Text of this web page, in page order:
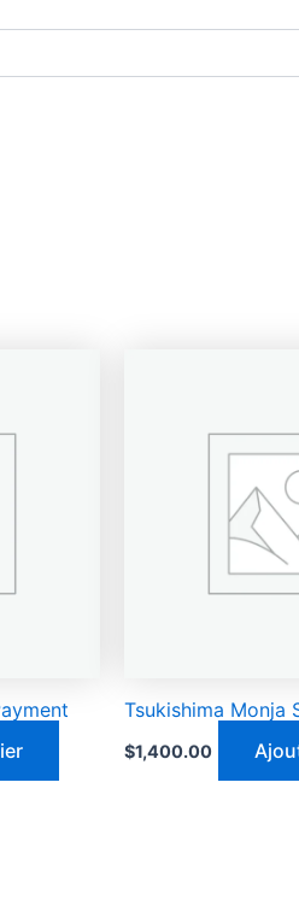
Tsukishima Monja
$1,400.00